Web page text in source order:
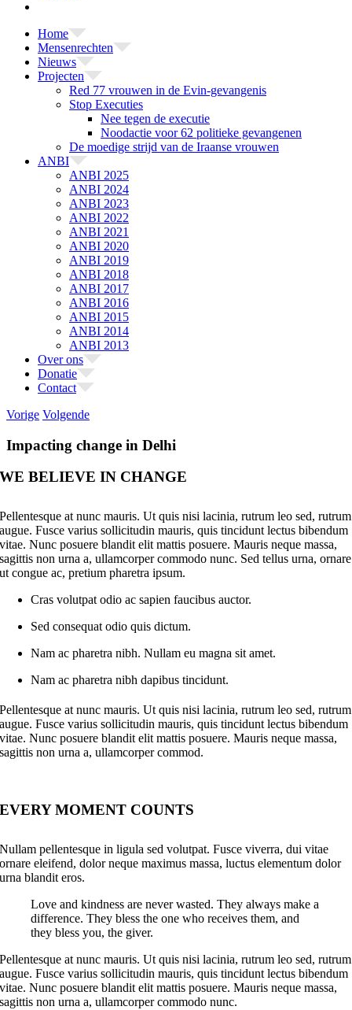
Home
Mensenrechten
Nieuws
Projecten
Red 77 vrouwen in de Evin-gevangenis
Stop Executies
Nee tegen de executie
Noodactie voor 62 politieke gevangenen
De moedige strijd van de Iraanse vrouwen
ANBI
ANBI 2025
ANBI 2024
ANBI 2023
ANBI 2022
ANBI 2021
ANBI 2020
ANBI 2019
ANBI 2018
ANBI 2017
ANBI 2016
ANBI 2015
ANBI 2014
ANBI 2013
Over ons
Donatie
Contact
Vorige Volgende
Impacting change in Delhi
WE BELIEVE IN CHANGE
Pellentesque at nunc mauris. Ut quis nisi lacinia, rutrum leo sed, rutrum
augue. Fusce varius sollicitudin mauris, quis tincidunt lectus bibendum
vitae. Nunc posuere blandit elit mattis posuere. Mauris neque massa,
sagittis non urna a, ullamcorper commodo nunc. Sed tellus urna, ornare
ut congue ac, pretium pharetra ipsum.
Cras volutpat odio ac sapien faucibus auctor.
Sed consequat odio quis dictum.
Nam ac pharetra nibh. Nullam eu magna sit amet.
Nam ac pharetra nibh dapibus tincidunt.
Pellentesque at nunc mauris. Ut quis nisi lacinia, rutrum leo sed, rutrum
augue. Fusce varius sollicitudin mauris, quis tincidunt lectus bibendum
vitae. Nunc posuere blandit elit mattis posuere. Mauris neque massa,
sagittis non urna a, ullamcorper commod.
EVERY MOMENT COUNTS
Nullam pellentesque in ligula sed volutpat. Fusce viverra, dui vitae
ornare eleifend, dolor neque maximus massa, luctus elementum dolor
urna blandit eros.
Love and kindness are never wasted. They always make a
difference. They bless the one who receives them, and
they bless you, the giver.
Pellentesque at nunc mauris. Ut quis nisi lacinia, rutrum leo sed, rutrum
augue. Fusce varius sollicitudin mauris, quis tincidunt lectus bibendum
vitae. Nunc posuere blandit elit mattis posuere. Mauris neque massa,
sagittis non urna a, ullamcorper commodo nunc.